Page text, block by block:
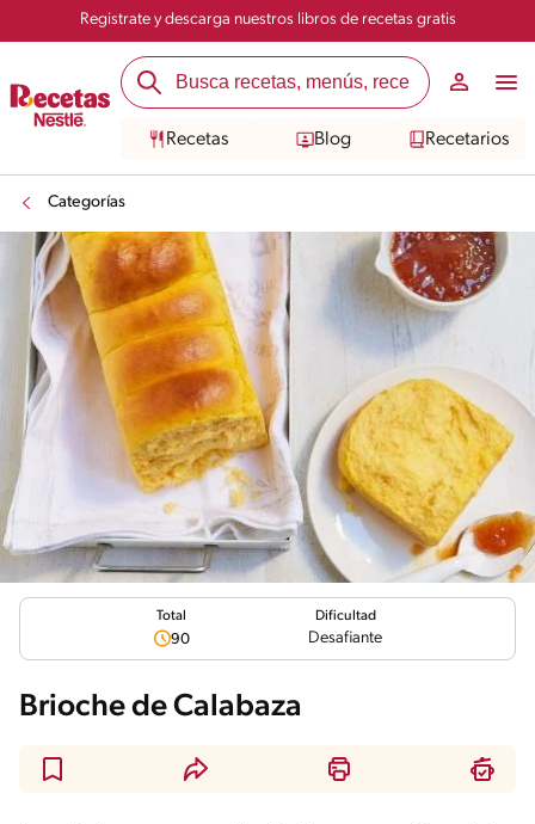
Registrate y descarga nuestros libros de recetas gratis
Recetas Blog Recetarios
Categorías
Total
90
Dificultad
Desafiante
Brioche de Calabaza